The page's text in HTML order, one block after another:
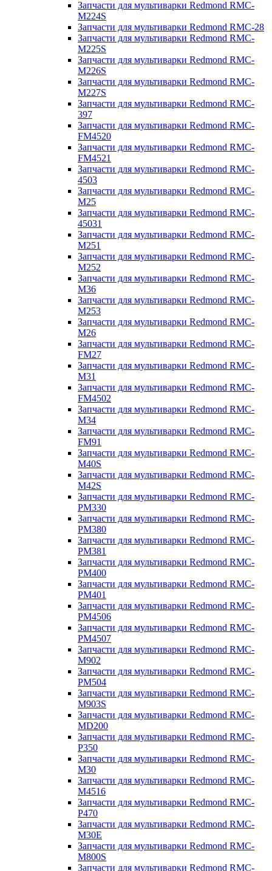
Запчасти для мультиварки Redmond RMC-
M224S
Запчасти для мультиварки Redmond RMC-28
Запчасти для мультиварки Redmond RMC-
M225S
Запчасти для мультиварки Redmond RMC-
M226S
Запчасти для мультиварки Redmond RMC-
M227S
Запчасти для мультиварки Redmond RMC-
397
Запчасти для мультиварки Redmond RMC-
FM4520
Запчасти для мультиварки Redmond RMC-
FM4521
Запчасти для мультиварки Redmond RMC-
4503
Запчасти для мультиварки Redmond RMC-
M25
Запчасти для мультиварки Redmond RMC-
45031
Запчасти для мультиварки Redmond RMC-
M251
Запчасти для мультиварки Redmond RMC-
M252
Запчасти для мультиварки Redmond RMC-
M36
Запчасти для мультиварки Redmond RMC-
M253
Запчасти для мультиварки Redmond RMC-
M26
Запчасти для мультиварки Redmond RMC-
FM27
Запчасти для мультиварки Redmond RMC-
M31
Запчасти для мультиварки Redmond RMC-
FM4502
Запчасти для мультиварки Redmond RMC-
M34
Запчасти для мультиварки Redmond RMC-
FM91
Запчасти для мультиварки Redmond RMC-
M40S
Запчасти для мультиварки Redmond RMC-
M42S
Запчасти для мультиварки Redmond RMC-
PM330
Запчасти для мультиварки Redmond RMC-
PM380
Запчасти для мультиварки Redmond RMC-
PM381
Запчасти для мультиварки Redmond RMC-
PM400
Запчасти для мультиварки Redmond RMC-
PM401
Запчасти для мультиварки Redmond RMC-
PM4506
Запчасти для мультиварки Redmond RMC-
PM4507
Запчасти для мультиварки Redmond RMC-
M902
Запчасти для мультиварки Redmond RMC-
PM504
Запчасти для мультиварки Redmond RMC-
M903S
Запчасти для мультиварки Redmond RMC-
MD200
Запчасти для мультиварки Redmond RMC-
P350
Запчасти для мультиварки Redmond RMC-
M30
Запчасти для мультиварки Redmond RMC-
M4516
Запчасти для мультиварки Redmond RMC-
P470
Запчасти для мультиварки Redmond RMC-
M30E
Запчасти для мультиварки Redmond RMC-
M800S
Запчасти для мультиварки Redmond RMC-